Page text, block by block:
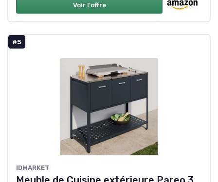
Voir l'offre
#5
‎IDMARKET